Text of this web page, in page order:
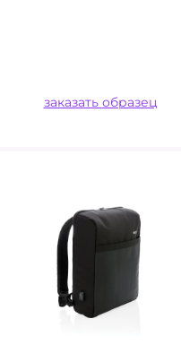
заказать образец